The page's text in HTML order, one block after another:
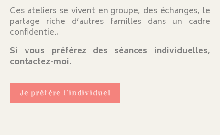
Ces ateliers se vivent en groupe, des échanges, le
partage riche d’autres familles dans un cadre
confidentiel.
Si vous préférez desséances individuelles,
contactez-moi.
Je préfère l'individuel